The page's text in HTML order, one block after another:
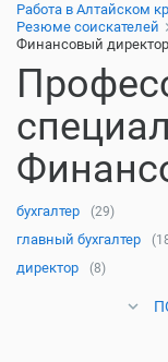
Работа в Алтайском
Резюме соискателей
Финансовый директор
бухгалтер (29)
главный бухгалтер
директор (8)